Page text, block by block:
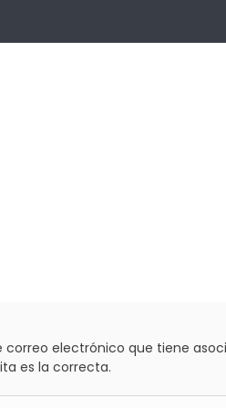
electrónico que tiene
es la correcta.